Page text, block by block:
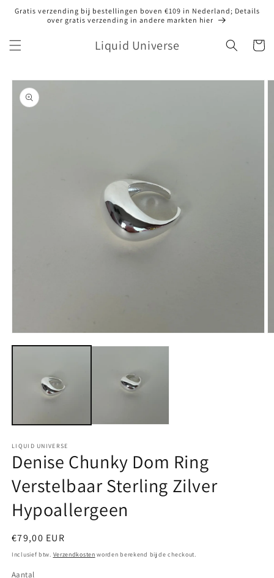
naar de
content
Gratis verzending bij bestellingen boven €109 in Nederland; Details
over gratis verzending in andere markten hier
Liquid Universe
direct naar
1
LIQUID UNIVERSE
Denise Chunky Dom Ring
Verstelbaar Sterling Zilver
Hypoallergeen
Normale
prijs
€79,00 EUR
Inclusief btw. Verzendkosten worden berekend bij de checkout.
Aantal